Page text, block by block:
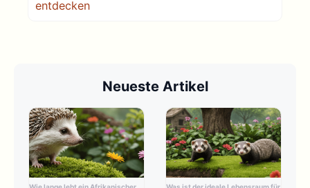
entdecken
Neueste Artikel